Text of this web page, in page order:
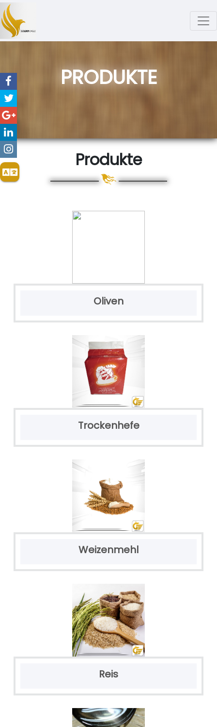
PRODUKTE
Produkte
Oliven
Trockenhefe
Weizenmehl
Reis